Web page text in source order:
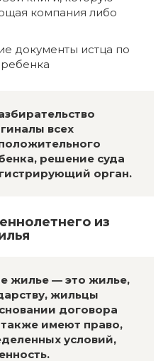
компания либо
документы истца по
всех
решение суда
орган.
из
жилье — это жилье,
жильцы
договора
имеют право,
условий,